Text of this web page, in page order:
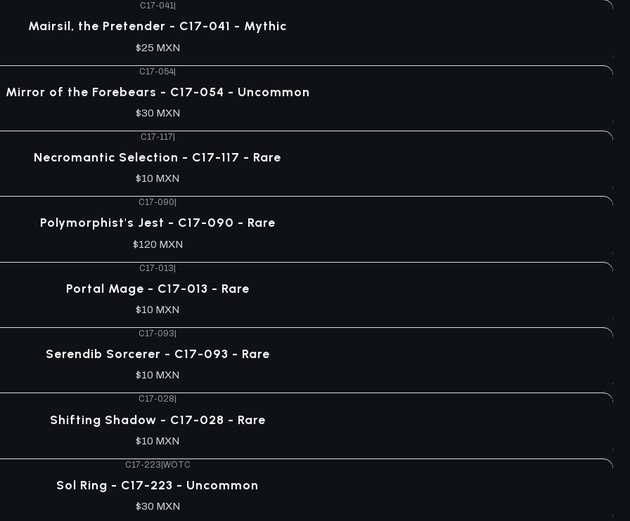
C17-041|
Mairsil, the Pretender - C17-041 - Mythic
$25 MXN
C17-054|
Mirror of the Forebears - C17-054 - Uncommon
$30 MXN
C17-117|
Necromantic Selection - C17-117 - Rare
$10 MXN
C17-090
Polymorphist's Jest - C17-090 - Rare
$120 MXN
C17-013|
Portal Mage - C17-013 - Rare
$10 MXN
C17-093
Serendib Sorcerer - C17-093 - Rare
$10 MXN
C17-028
Shifting Shadow - C17-028 - Rare
$10 MXN
C17-223|WOTC
Sol Ring - C17-223 - Uncommon
$30 MXN